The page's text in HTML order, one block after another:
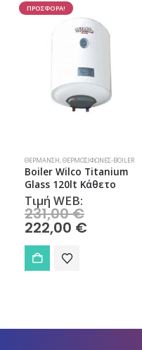
ΜΟΝΆΔΩΝ,ΣΠΊΤΙ,ΣΠΊΤΙ & ΚΉΠΟΣ
ΠΡΟΣΦΟΡΑ!
ΘΈΡΜΑΝΣΗ ΘΕΡΜΟΣΊΦΩΝΕΣ-BOILER
Boiler Wilco Titanium
Glass 120lt Κάθετο
Τιμή WEB:
231,00€price
was:
222,00 €Η